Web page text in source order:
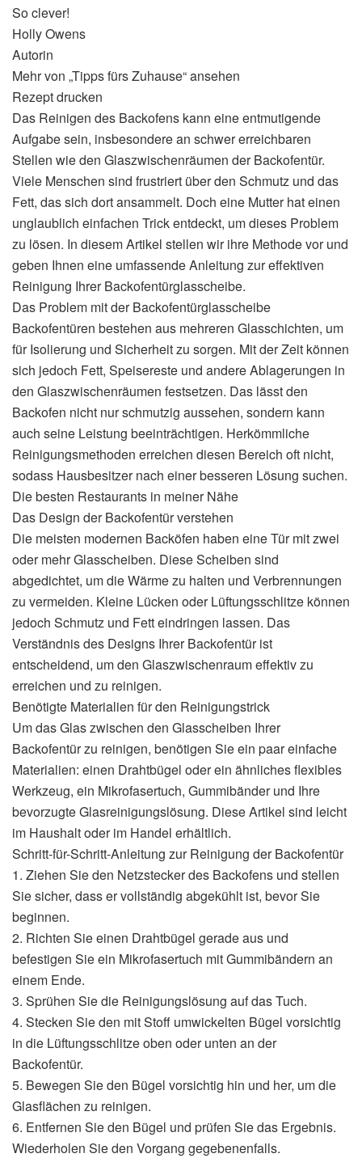
So clever!
Holly Owens
Autorin
Mehr von „Tipps fürs Zuhause“ ansehen
Rezept drucken
Das Reinigen des Backofens kann eine entmutigende
Aufgabe sein, insbesondere an schwer erreichbaren
Stellen wie den Glaszwischenräumen der Backofentür.
Viele Menschen sind frustriert über den Schmutz und das
Fett, das sich dort ansammelt. Doch eine Mutter hat einen
unglaublich einfachen Trick entdeckt, um dieses Problem
zu lösen. In diesem Artikel stellen wir ihre Methode vor und
geben Ihnen eine umfassende Anleitung zur effektiven
Reinigung Ihrer Backofentürglasscheibe.
Das Problem mit der Backofentürglasscheibe
Backofentüren bestehen aus mehreren Glasschichten, um
für Isolierung und Sicherheit zu sorgen. Mit der Zeit können
sich jedoch Fett, Speisereste und andere Ablagerungen in
den Glaszwischenräumen festsetzen. Das lässt den
Backofen nicht nur schmutzig aussehen, sondern kann
auch seine Leistung beeinträchtigen. Herkömmliche
Reinigungsmethoden erreichen diesen Bereich oft nicht,
sodass Hausbesitzer nach einer besseren Lösung suchen.
Die besten Restaurants in meiner Nähe
Das Design der Backofentür verstehen
Die meisten modernen Backöfen haben eine Tür mit zwei
oder mehr Glasscheiben. Diese Scheiben sind
abgedichtet, um die Wärme zu halten und Verbrennungen
zu vermeiden. Kleine Lücken oder Lüftungsschlitze können
jedoch Schmutz und Fett eindringen lassen. Das
Verständnis des Designs Ihrer Backofentür ist
entscheidend, um den Glaszwischenraum effektiv zu
erreichen und zu reinigen.
Benötigte Materialien für den Reinigungstrick
Um das Glas zwischen den Glasscheiben Ihrer
Backofentür zu reinigen, benötigen Sie ein paar einfache
Materialien: einen Drahtbügel oder ein ähnliches flexibles
Werkzeug, ein Mikrofasertuch, Gummibänder und Ihre
bevorzugte Glasreinigungslösung. Diese Artikel sind leicht
im Haushalt oder im Handel erhältlich.
Schritt-für-Schritt-Anleitung zur Reinigung der Backofentür
1. Ziehen Sie den Netzstecker des Backofens und stellen
Sie sicher, dass er vollständig abgekühlt ist, bevor Sie
beginnen.
2. Richten Sie einen Drahtbügel gerade aus und
befestigen Sie ein Mikrofasertuch mit Gummibändern an
einem Ende.
3. Sprühen Sie die Reinigungslösung auf das Tuch.
4. Stecken Sie den mit Stoff umwickelten Bügel vorsichtig
in die Lüftungsschlitze oben oder unten an der
Backofentür.
5. Bewegen Sie den Bügel vorsichtig hin und her, um die
Glasflächen zu reinigen.
6. Entfernen Sie den Bügel und prüfen Sie das Ergebnis.
Wiederholen Sie den Vorgang gegebenenfalls.